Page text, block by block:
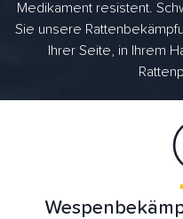
Medikament resistent.
Sie unsere
Ihrer Seite, in Ihrem